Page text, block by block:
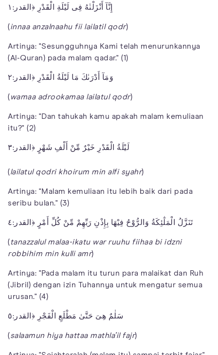
إِنَّآ أَنْزَلْنٰهُ فِى لَيْلَةِ الْقَدْرِ ﴿القدر:١
(innaa anzalnaahu fii lailatil qodr)
Artinya: "Sesungguhnya Kami telah menurunkannya
(Al-Quran) pada malam qadar." (1)
وَمَآ أَدْرَىٰكَ مَا لَيْلَةُ الْقَدْرِ ﴿القدر:٢
( wamaa adrookamaa lailatul qodr)
Artinya: "Dan tahukah kamu apakah malam kemuliaan
itu?" (2)
لَيْلَةُ الْقَدْرِ خَيْرٌ مِّنْ أَلْفِ شَهْرٍ ﴿القدر:٣
(lailatul qodri khoirum min alfi syahr)
Artinya: "Malam kemuliaan itu lebih baik dari pada
seribu bulan." (3)
تَنَزَّلُ الْمَلٰٓئِكَةُ وَالرُّوْحُ فِيْهَا بِإِذْنِ رَبِّهِمْ مِّنْ كُلِّ أَمْرٍ ﴿القدر:٤
( tanazzalul malaa-ikatu war ruuhu fiihaa bi idzni
robbihim min kulli amr)
Artinya: "Pada malam itu turun para malaikat dan Ruh
(Jibril) dengan izin Tuhannya untuk mengatur semua
urusan." (4)
سَلٰمٌ هِىَ حَتَّىٰ مَطْلَعِ الْفَجْرِ ﴿القدر:٥
(salaamun hiya hattaa mathla’il fajr)